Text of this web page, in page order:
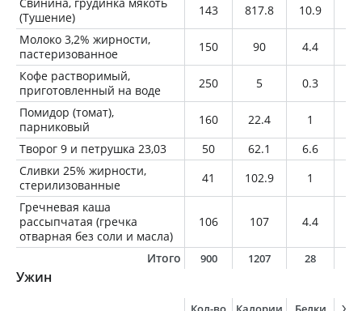
(Тушение)
143 817.8 10.9
Молоко 3,2% жирности,
пастеризованное
150 90 4.4
Кофе растворимый,
приготовленный на воде
250 5 0.3
Помидор (томат),
парниковый
160 22.4 1
Творог 9 и петрушка 23,03
50 62.1 6.6
Сливки 25% жирности,
стерилизованные
41 102.9 1
Гречневая каша
рассыпчатая (гречка
отварная без соли и масла)
106 107 4.4
Итого 900 1207 28
Ужин